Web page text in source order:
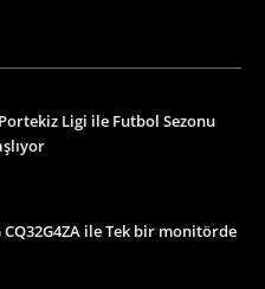
Ligi ile Futbol Sezonu
CQ32G4ZA ile Tek bir monitörde